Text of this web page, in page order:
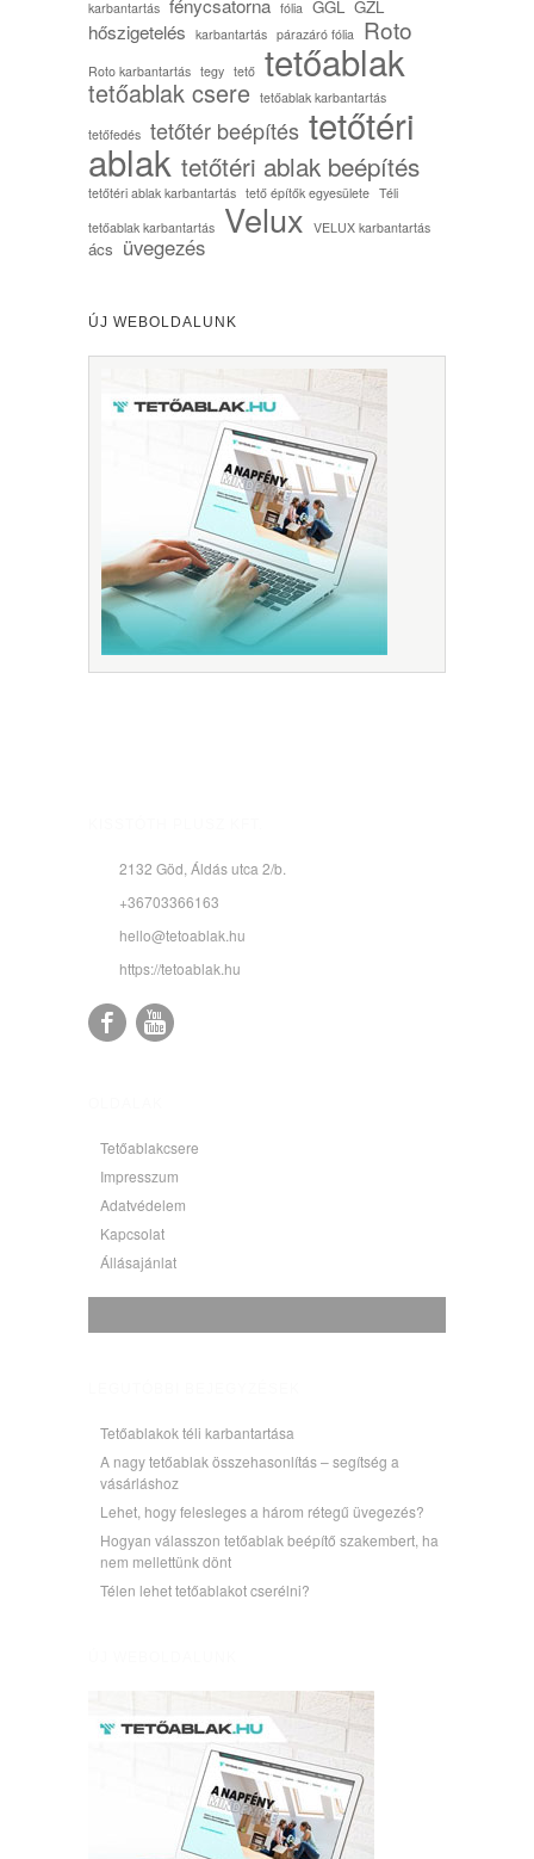
karbantartás
fólia GGL GZL
hőszigetelés karbantartás párazáró fólia Roto
Roto karbantartás tegy tető tetőablak
tetőablak csere tetőablak karbantartás
tetőfedés tetőtér beépítés tetőtéri
ablak tetőtéri ablak beépítés
tetőtéri ablak karbantartás tető építők egyesülete Téli
tetőablak karbantartás Velux VELUX karbantartás
ács üvegezés
ÚJ WEBOLDALUNK
2132 Göd, Áldás utca 2/b.
+36703366163
hello@tetoablak.hu
https://tetoablak.hu
Tetőablakcsere
Impresszum
Adatvédelem
Kapcsolat
Állásajánlat
Tetőablakok téli karbantartása
A nagy tetőablak összehasonlítás – segítség a
vásárláshoz
Lehet, hogy felesleges a három rétegű üvegezés?
Hogyan válasszon tetőablak beépítő szakembert, ha
nem mellettünk dönt
Télen lehet tetőablakot cserélni?